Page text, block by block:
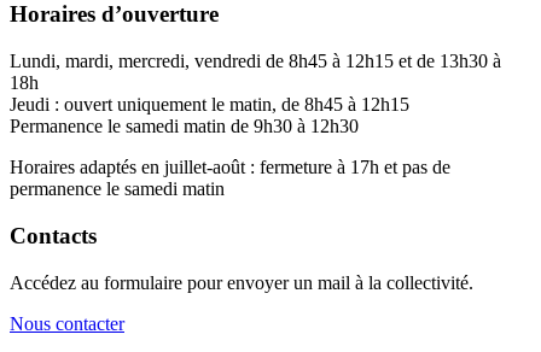
Horaires d’ouverture
Lundi, mardi, mercredi, vendredi de 8h45 à 12h15 et de 13h30 à
18h
Jeudi : ouvert uniquement le matin, de 8h45 à 12h15
Permanence le samedi matin de 9h30 à 12h30
Horaires adaptés en juillet-août : fermeture à 17h et pas de
permanence le samedi matin
Contacts
Accédez au formulaire pour envoyer un mail à la collectivité.
Nous contacter